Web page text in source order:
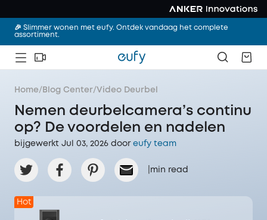
🎉 Slimmer wonen met eufy. Ontdek vandaag het complete
assortiment.
Home/ Blog Center/Video Deurbel
Nemen deurbelcamera’s continu
op? De voordelen en nadelen
bijgewerkt Jul 03, 2026 door‌ eufy team
min read
Hot